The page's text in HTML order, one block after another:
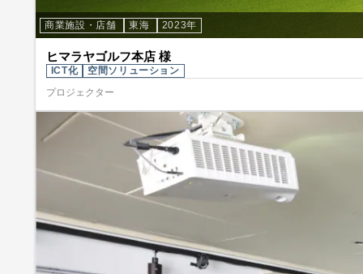
商業施設・店舗 東海 2023年
ヒマラヤゴルフ本店 様
ICT化
空間ソリューション
プロジェクター